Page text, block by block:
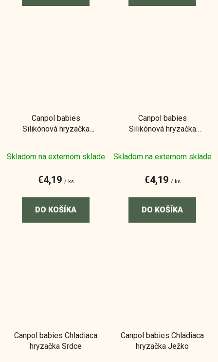
Canpol babies
Silikónová hryzačka
Skladom na externom sklade
€4,19 / ks
DO KOŠÍKA
Canpol babies
Silikónová hryzačka
Skladom na externom sklade
€4,19 / ks
DO KOŠÍKA
Canpol babies Chladiaca
hryzačka Srdce
Canpol babies Chladiaca
hryzačka Ježko